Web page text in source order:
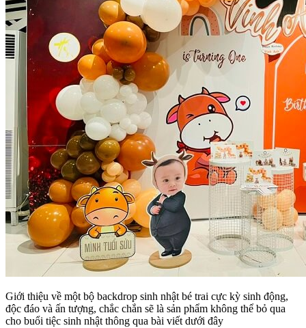
Giới thiệu về một bộ backdrop sinh nhật bé trai cực kỳ sinh động,
độc đáo và ấn tượng, chắc chắn sẽ là sản phẩm không thể bỏ qua
cho buổi tiệc sinh nhật thông qua bài viết dưới đây